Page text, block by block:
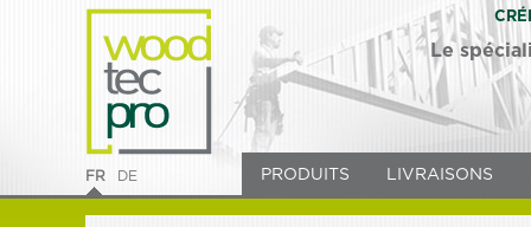
FR DE
Le
PRODUITS LIVRAISONS